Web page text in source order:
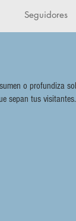
Seguidores
o profundiza
sepan tus